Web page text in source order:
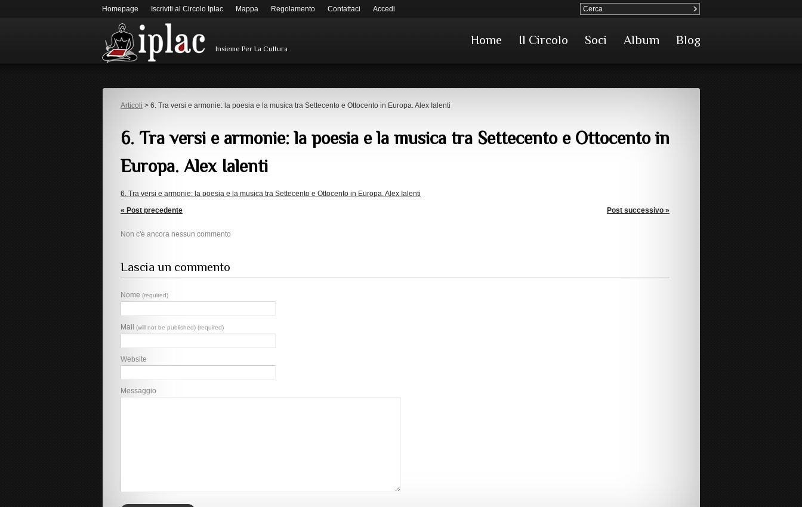
Homepage Iscriviti al Circolo Iplac Mappa Regolamento Contattaci Accedi
Insieme Per La Cultura
Home Il Circolo Soci Album Blog
Articoli > 6. Tra versi e armonie: la poesia e la musica tra Settecento e Ottocento in Europa. Alex Ialenti
6. Tra versi e armonie: la poesia e la musica tra Settecento e Ottocento in
Europa. Alex Ialenti
6. Tra versi e armonie: la poesia e la musica tra Settecento e Ottocento in Europa. Alex Ialenti
« Post precedente
Post successivo »
Non c'è ancora nessun commento
Lascia un commento
Nome (required)
Mail (will not be published) (required)
Website
Messaggio